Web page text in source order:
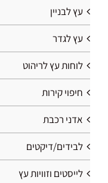
עץ לבניין
עץ לגדר
לוחות עץ לריהוט
חיפוי קירות
אדני רכבת
לבידים/דיקטים
לייסטים וזוויות עץ